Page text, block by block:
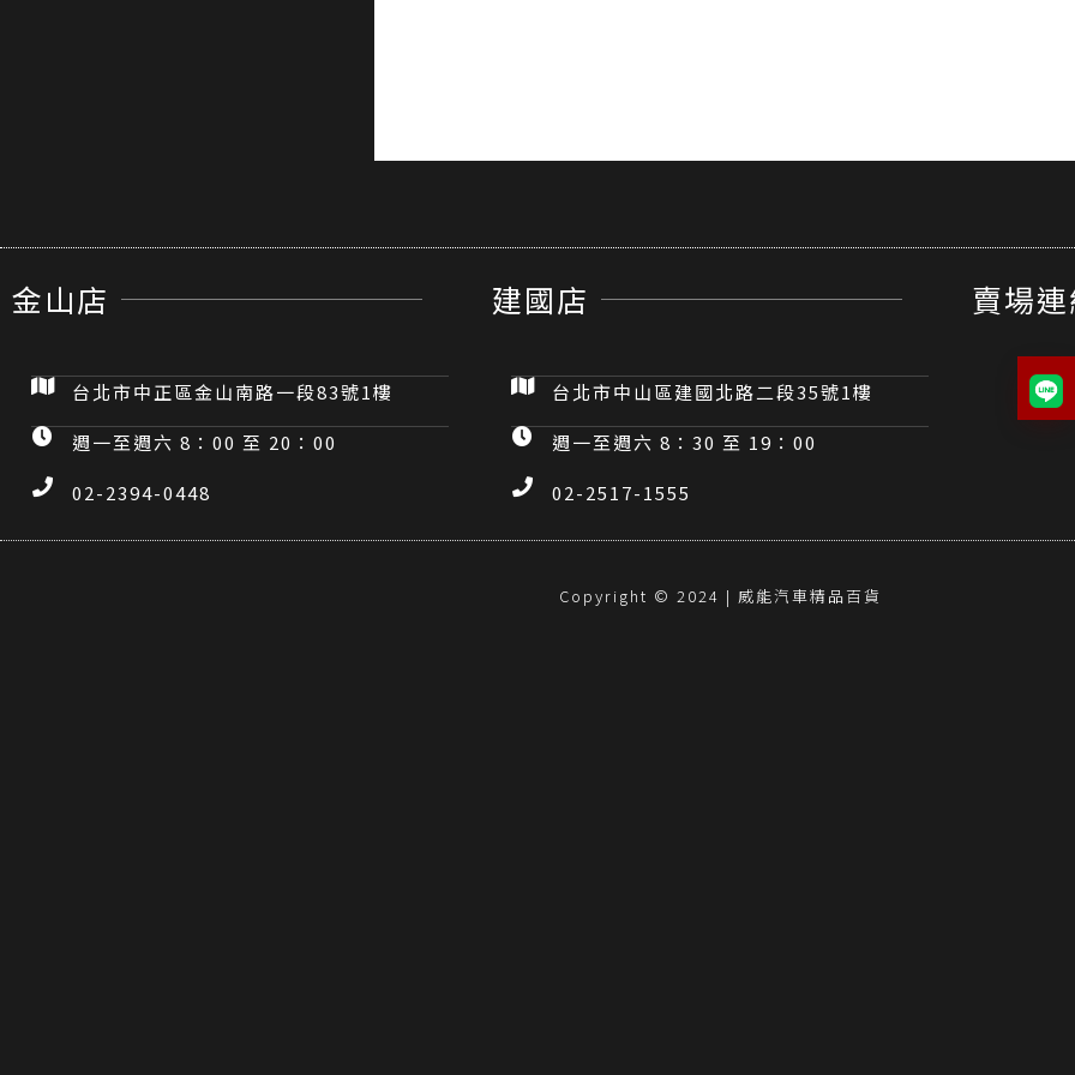
金山店
台北市中正區金山南路一段83號1樓
週一至週六 8：00 至 20：00
02-2394-0448
建國店
台北市中山區建國北路二段35號1樓
週一至週六 8：30 至 19：00
02-2517-1555
賣場
Copyright © 2024 | 威能汽車精品百貨